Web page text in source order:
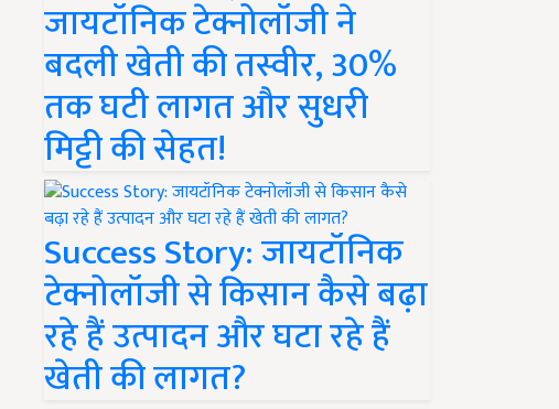
जायटॉनिक टेक्नोलॉजी ने
बदली खेती की तस्वीर, 30%
तक घटी लागत और सुधरी
मिट्टी की सेहत!
Success Story: जायटॉनिक
टेक्नोलॉजी से किसान कैसे बढ़ा
रहे हैं उत्पादन और घटा रहे हैं
खेती की लागत?